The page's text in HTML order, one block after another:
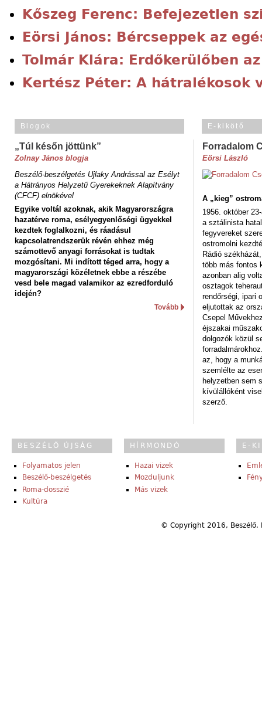
Kőszeg Ferenc: Befejezetlen
Eörsi János: Bércseppek az
Tolmár Klára: Erdőkerülőben az
Kertész Péter: A hátralékosok
Blogok
„Túl későn jöttünk”
Zolnay János blogja
Beszélő-beszélgetés Ujlaky Andrással az Esélyt
a Hátrányos Helyzetű Gyerekeknek Alapítvány
(CFCF) elnökével
Egyike voltál azoknak, akik Magyarországra
hazatérve roma, esélyegyenlőségi ügyekkel
kezdtek foglalkozni, és ráadásul
kapcsolatrendszerük révén ehhez még
számottevő anyagi forrásokat is tudtak
mozgósítani. Mi indított téged arra, hogy a
magyarországi közéletnek ebbe a részébe
vesd bele magad valamikor az ezredforduló
idején?
Tovább
E-kikötő
Forradalom
Eörsi László
A „kieg”
1956. október
a sztálinista
fegyvereket
ostromolni
Rádió
több más fontos
azonban alig
osztagok
rendőrségi, ipari
eljutottak az
Csepel
éjszakai
dolgozók közül
az, hogy a
szemlélte az
helyzetben sem
kívülállóként
szerző.
BESZÉLŐ ÚJSÁG
Folyamatos jelen
Beszélő-beszélgetés
Roma-dosszié
Kultúra
HÍRMONDÓ
Hazai vizek
Mozduljunk
Más vizek
E-
© Copyright 2016,